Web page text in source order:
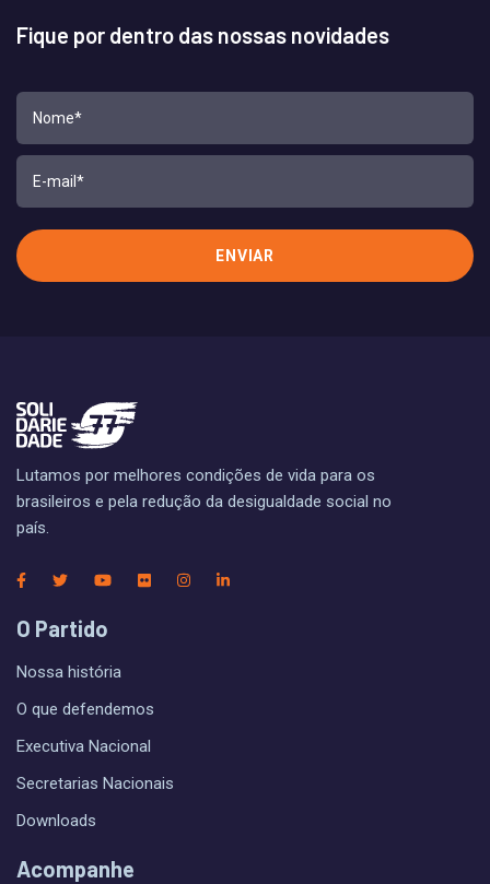
Fique por dentro das nossas novidades
Lutamos por melhores condições de vida para os
brasileiros e pela redução da desigualdade social no
país.
O Partido
Nossa história
O que defendemos
Executiva Nacional
Secretarias Nacionais
Downloads
Acompanhe